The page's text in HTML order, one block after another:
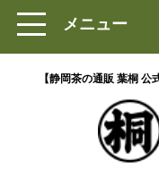
メニュー
【静岡茶の通販 葉桐